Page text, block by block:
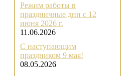
Режим работы в
праздничные дни с 12
июня 2026 г.
11.06.2026
С наступающим
праздником 9 мая!
08.05.2026